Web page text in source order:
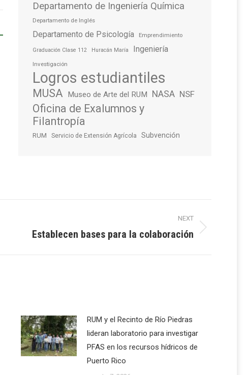
Departamento de Ingeniería Química
Departamento de Inglés
Departamento de Psicología Emprendimiento
Graduación Clase 112 Huracán María Ingeniería
Investigación
Logros estudiantiles
MUSA Museo de Arte del RUM NASA NSF
Oficina de Exalumnos y
Filantropía
RUM Servicio de Extensión Agrícola Subvención
NEXT
Establecen bases para la colaboración
RUM y el Recinto de Río Piedras
lideran laboratorio para investigar
PFAS en los recursos hídricos de
Puerto Rico